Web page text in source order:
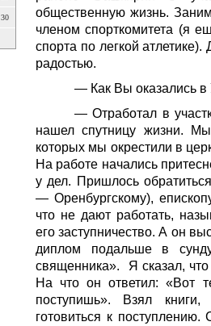
30
общественную жизнь.
членом спорткомитета (я
спорта по легкой
радостью.
— Как Вы оказались
— Отработал в
нашел спутницу жизни.
которых мы окрестили в
На работе начались
у дел. Пришлось
— Оренбургскому),
что не дают работать,
его заступничество. А он
диплом подальше в
священника». Я сказал, что
На что он ответил: «Вот
поступишь». Взял
готовиться к